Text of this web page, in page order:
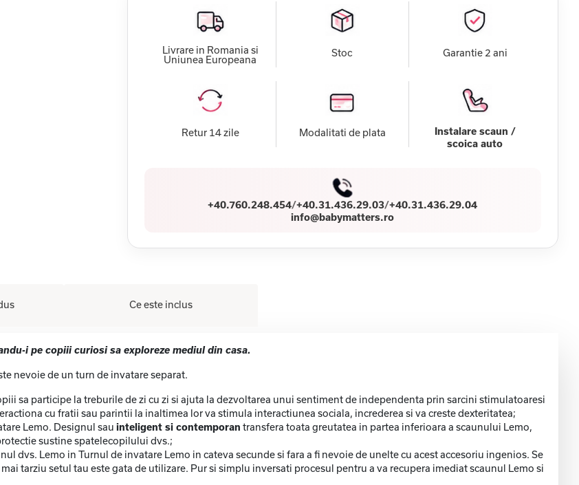
Livrare in Romania si
Uniunea Europeana
Stoc Garantie 2 ani
Retur 14 zile Modalitati de plata
Instalare scaun /
scoica auto
+40.760.248.454/+40.31.436.29.03/+40.31.436.29.04
info@babymatters.ro
Ce este inclus
i pe copiii curiosi sa exploreze mediul din casa.
nevoie de un turn de invatare separat.
sa participe la treburile de zi cu zi si ajuta la dezvoltarea unui sentiment de independenta prin sarcini stimulatoaresi
cu fratii sau parintii la inaltimea lor va stimula interactiunea sociala, increderea si va creste dexteritatea;
Lemo. Designul sau inteligent si contemporan transfera toata greutatea in partea inferioara a scaunului Lemo,
sustine spatelecopilului dvs.;
dvs. Lemo in Turnul de invatare Lemo in cateva secunde si fara a fi nevoie de unelte cu acest accesoriu ingenios. Se
tarziu setul tau este gata de utilizare. Pur si simplu inversati procesul pentru a va recupera imediat scaunul Lemo si